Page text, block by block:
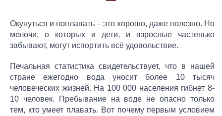
Окунуться и поплавать – это хорошо, даже полезно. Но
мелочи, о которых и дети, и взрослые частенько
забывают, могут испортить всё удовольствие.
Печальная статистика свидетельствует, что в нашей
стране ежегодно вода уносит более 10 тысяч
человеческих жизней. На 100 000 населения гибнет 8-
10 человек. Пребывание на воде не опасно только
тем, кто умеет плавать. Вот почему первым условием